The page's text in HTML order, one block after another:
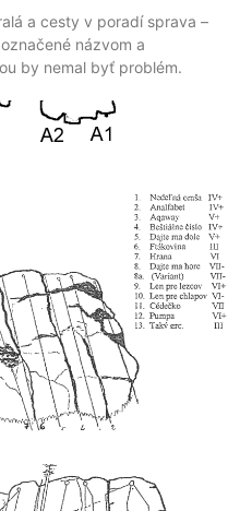
a cesty v poradí sprava –
názvom a
by nemal byť problém.